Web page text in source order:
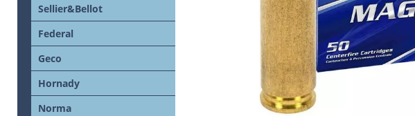
Sellier&Bellot
Federal
Geco
Hornady
Norma